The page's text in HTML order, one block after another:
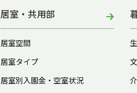
居室・共用部
居室空間
居室タイプ
居室別入園金・空室状況